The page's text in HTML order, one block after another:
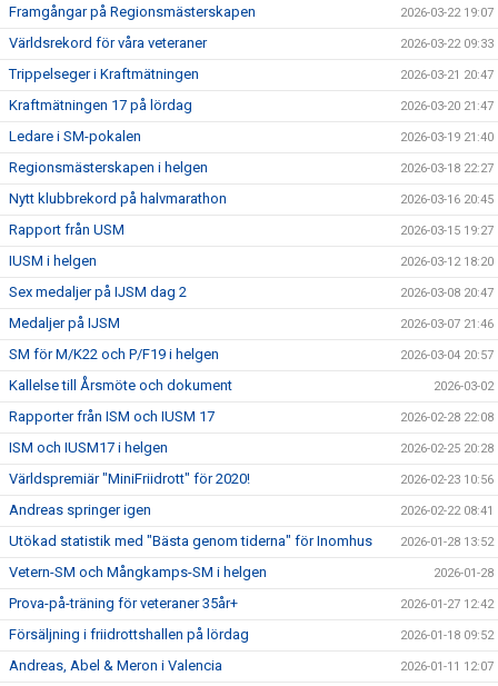
Framgångar på Regionsmästerskapen 2026-03-22 19:07
Världsrekord för våra veteraner 2026-03-22 09:33
Trippelseger i Kraftmätningen 2026-03-21 20:47
Kraftmätningen 17 på lördag 2026-03-20 21:47
Ledare i SM-pokalen 2026-03-19 21:40
Regionsmästerskapen i helgen 2026-03-18 22:27
Nytt klubbrekord på halvmarathon 2026-03-16 20:45
Rapport från USM 2026-03-15 19:27
IUSM i helgen 2026-03-12 18:20
Sex medaljer på IJSM dag 2 2026-03-08 20:47
Medaljer på IJSM 2026-03-07 21:46
SM för M/K22 och P/F19 i helgen 2026-03-04 20:57
Kallelse till Årsmöte och dokument 2026-03-02
Rapporter från ISM och IUSM 17 2026-02-28 22:08
ISM och IUSM17 i helgen 2026-02-25 20:28
Världspremiär "MiniFriidrott" för 2020! 2026-02-23 10:56
Andreas springer igen 2026-02-22 08:41
Utökad statistik med "Bästa genom tiderna" för Inomhus 2026-01-28 13:52
Vetern-SM och Mångkamps-SM i helgen 2026-01-28
Prova-på-träning för veteraner 35år+ 2026-01-27 12:42
Försäljning i friidrottshallen på lördag 2026-01-18 09:52
Andreas, Abel & Meron i Valencia 2026-01-11 12:07